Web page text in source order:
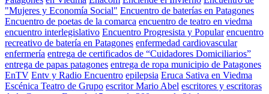
"Mujeres y Economía Social" Encuentro de baterías en Patagones
Encuentro de poetas de la comarca encuentro de teatro en viedma
encuentro interlegislativo Encuentro Progresista y Popular encuentro
recreativo de batería en Patagones enfermedad cardiovascular
enfermería entrega de certificados de “Cuidadores Domiciliarios”
entrega de papas patagones entrega de ropa municipio de Patagones
EnTV Entv y Radio Encuentro epilepsia Eruca Sativa en Viedma
Escénica Teatro de Grupo escritor Mario Abel escritores y escritoras